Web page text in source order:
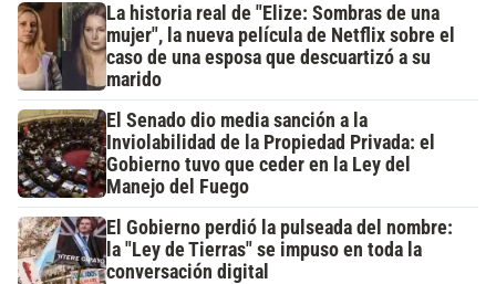
La historia real de "Elize: Sombras de una
mujer", la nueva película de Netflix sobre el
caso de una esposa que descuartizó a su
marido
El Senado dio media sanción a la
Inviolabilidad de la Propiedad Privada: el
Gobierno tuvo que ceder en la Ley del
Manejo del Fuego
El Gobierno perdió la pulseada del nombre:
la "Ley de Tierras" se impuso en toda la
conversación digital